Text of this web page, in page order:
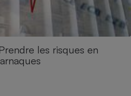
les risques en